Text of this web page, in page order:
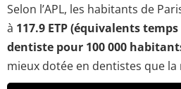
Selon l’APL, les habitants de
à 117.9 ETP (équivalents
dentiste pour 100 000
mieux dotée en dentistes que